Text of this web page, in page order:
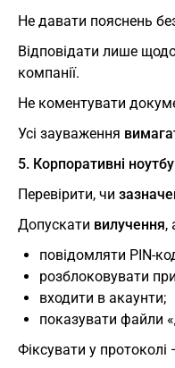
Не давати пояснень
Відповідати лише
компанії.
Не коментувати
Усі зауваження
5. Корпоративні
Перевірити, чи
Допускати вилучення,
повідомляти PIN-
розблоковувати
входити в акаунти;
показувати файли
Фіксувати у